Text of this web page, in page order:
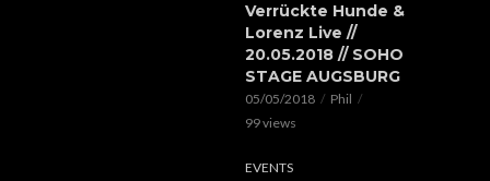
Verrückte Hunde &
Lorenz Live //
20.05.2018 // SOHO
STAGE AUGSBURG
05/05/2018
Phil
99 views
EVENTS